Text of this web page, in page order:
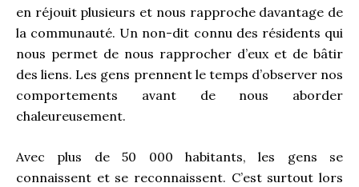
en réjouit plusieurs et nous rapproche davantage de
la communauté. Un non-dit connu des résidents qui
nous permet de nous rapprocher d’eux et de bâtir
des liens. Les gens prennent le temps d’observer nos
comportements avant de nous aborder
chaleureusement.
Avec plus de 50 000 habitants, les gens se
connaissent et se reconnaissent. C’est surtout lors